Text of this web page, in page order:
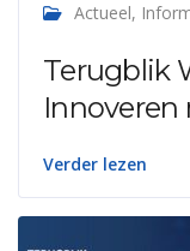
Actueel,
Terugblik
Innoveren
Verder lezen